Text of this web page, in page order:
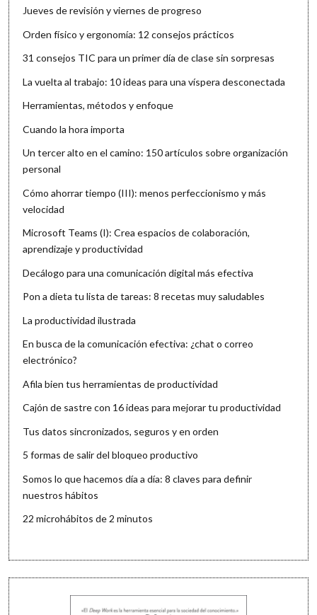
Jueves de revisión y viernes de progreso
Orden físico y ergonomía: 12 consejos prácticos
31 consejos TIC para un primer día de clase sin sorpresas
La vuelta al trabajo: 10 ideas para una víspera desconectada
Herramientas, métodos y enfoque
Cuando la hora importa
Un tercer alto en el camino: 150 artículos sobre organización
personal
Cómo ahorrar tiempo (III): menos perfeccionismo y más
velocidad
Microsoft Teams (I): Crea espacios de colaboración,
aprendizaje y productividad
Decálogo para una comunicación digital más efectiva
Pon a dieta tu lista de tareas: 8 recetas muy saludables
La productividad ilustrada
En busca de la comunicación efectiva: ¿chat o correo
electrónico?
Afila bien tus herramientas de productividad
Cajón de sastre con 16 ideas para mejorar tu productividad
Tus datos sincronizados, seguros y en orden
5 formas de salir del bloqueo productivo
Somos lo que hacemos día a día: 8 claves para definir
nuestros hábitos
22 microhábitos de 2 minutos